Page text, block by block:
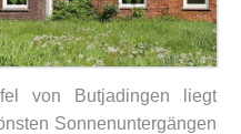
von Butjadingen liegt
Sonnenuntergängen